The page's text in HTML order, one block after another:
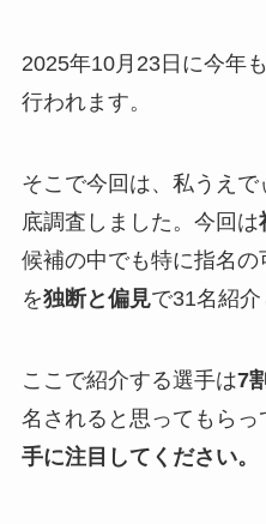
2025年10月23日に今年も
行われます。
そこで今回は、私うえ
底調査しました。今回は
候補の中でも特に指名
を独断と偏見で31名紹介
ここで紹介する選手は7割
名されると思ってもらっ
手に注目してください。